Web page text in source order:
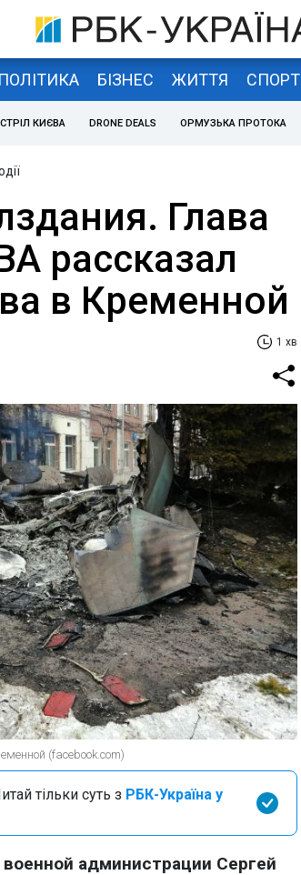
ПОЛІТИКА БІЗНЕС ЖИТТЯ СПОРТ
КИЄВА DRONE DEALS ОРМУЗЬКА ПРОТОКА
Глава
рассказал
в Кременной
1 хв
(facebook.com)
тільки суть з РБК-Україна у
администрации Сергей